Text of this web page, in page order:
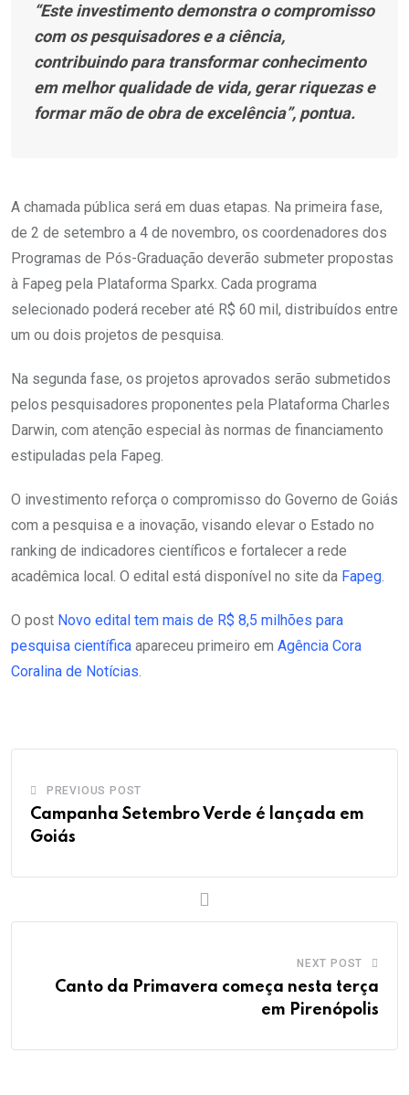
“Este investimento demonstra o compromisso
com os pesquisadores e a ciência,
contribuindo para transformar conhecimento
em melhor qualidade de vida, gerar riquezas e
formar mão de obra de excelência”, pontua.
A chamada pública será em duas etapas. Na primeira fase,
de 2 de setembro a 4 de novembro, os coordenadores dos
Programas de Pós-Graduação deverão submeter propostas
à Fapeg pela Plataforma Sparkx. Cada programa
selecionado poderá receber até R$ 60 mil, distribuídos entre
um ou dois projetos de pesquisa.
Na segunda fase, os projetos aprovados serão submetidos
pelos pesquisadores proponentes pela Plataforma Charles
Darwin, com atenção especial às normas de financiamento
estipuladas pela Fapeg.
O investimento reforça o compromisso do Governo de Goiás
com a pesquisa e a inovação, visando elevar o Estado no
ranking de indicadores científicos e fortalecer a rede
acadêmica local. O edital está disponível no site da Fapeg.
O post Novo edital tem mais de R$ 8,5 milhões para
pesquisa científica apareceu primeiro em Agência Cora
Coralina de Notícias.
PREVIOUS POST
Campanha Setembro Verde é lançada em
Goiás
NEXT POST
Canto da Primavera começa nesta terça
em Pirenópolis